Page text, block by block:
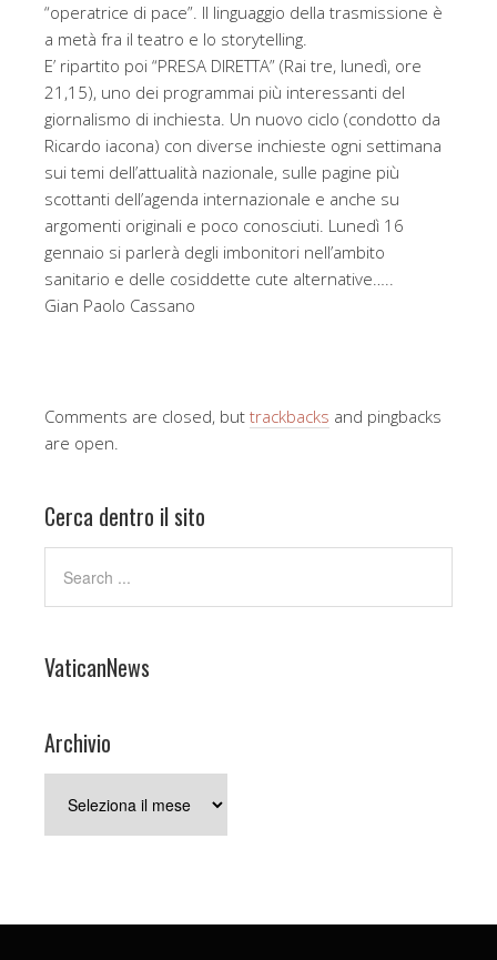
“operatrice di pace”. Il linguaggio della trasmissione è
a metà fra il teatro e lo storytelling.
E’ ripartito poi “PRESA DIRETTA” (Rai tre, lunedì, ore
21,15), uno dei programmai più interessanti del
giornalismo di inchiesta. Un nuovo ciclo (condotto da
Ricardo iacona) con diverse inchieste ogni settimana
sui temi dell’attualità nazionale, sulle pagine più
scottanti dell’agenda internazionale e anche su
argomenti originali e poco conosciuti. Lunedì 16
gennaio si parlerà degli imbonitori nell’ambito
sanitario e delle cosiddette cute alternative…..
Gian Paolo Cassano
Comments are closed, but trackbacks and pingbacks
are open.
Cerca dentro il sito
VaticanNews
Archivio